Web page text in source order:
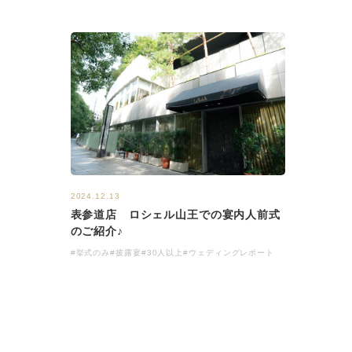
2024.12.13
表参道店 ロシェル山王での宴内人前式
のご紹介♪
#挙式のみ#披露宴#30人以上#ウェディングレポート